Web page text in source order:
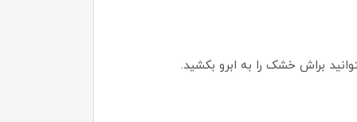
براش خشک را به ابرو بکشید.